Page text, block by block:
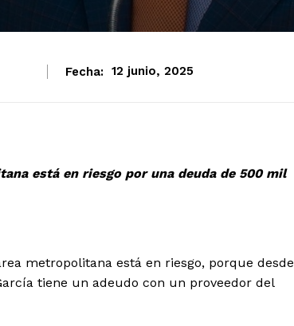
Fecha: 12 junio, 2025
está en riesgo por una deuda de 500 mil
metropolitana está en riesgo, porque desde
tiene un adeudo con un proveedor del